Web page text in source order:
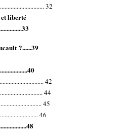
32
liberté
?......39
42
44
45
46